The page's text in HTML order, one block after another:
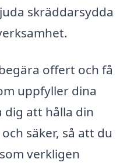
skräddarsydda
offert och få
uppfyller dina
dig att hålla din
säker, så att du
verkligen